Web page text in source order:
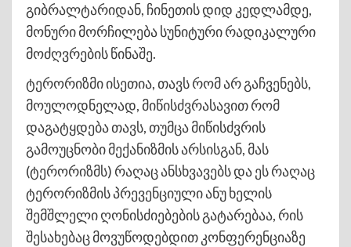
გიბრალტარიდან, ჩინეთის დიდ კედლამდე,
მონური მორჩილება სუნიტური რადიკალური
მოძღვრების წინაშე.
ტერორიზმი ისეთია, თავს რომ არ გაჩვენებს,
მოულოდნელად, მიწისძვრასავით რომ
დაგატყდება თავს, თუმცა მიწისძვრის
გამოუცნობი მექანიზმის არსისგან, მას
(ტერორიზმს) რაღაც ანსხვავებს და ეს რაღაც
ტერორიზმის პრევენციული ანუ ხელის
შემშლელი ღონისძიებების გატარებაა, რის
შესახებაც მოვუწოდებდით კონფერენციაზე